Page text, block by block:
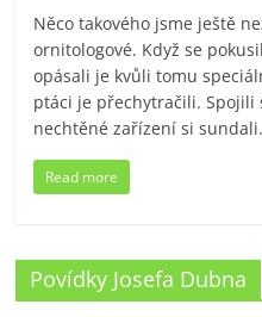
Něco takového jsme ještě
ornitologové. Když se
opásali je kvůli tomu
ptáci je přechytračili. Spojili
nechtěné zařízení si sundali.
Read more
Povídky Josefa Dubna